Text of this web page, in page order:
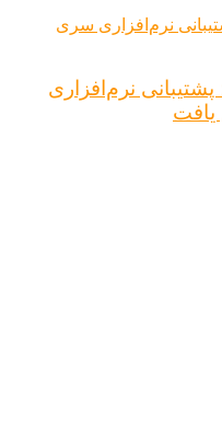
نرم‌افزاری